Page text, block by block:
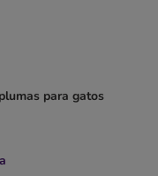
para gatos